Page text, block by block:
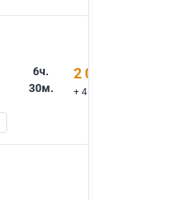
6ч.
30м.
2 000 ₽
+ 450 ₽ вх.билеты